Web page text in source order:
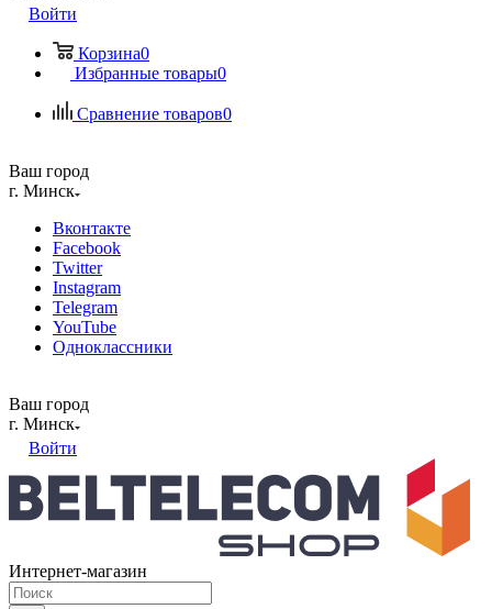
Войти
Корзина0
Избранные товары0
Сравнение товаров0
Ваш город
г. Минск
Вконтакте
Facebook
Twitter
Instagram
Telegram
YouTube
Одноклассники
Ваш город
г. Минск
Войти
Интернет-магазин